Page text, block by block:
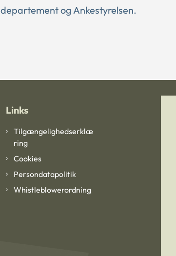
og Ankestyrelsen.
Links
Tilgængelighedserklæ
ring
Cookies
Persondatapolitik
Whistleblowerordning